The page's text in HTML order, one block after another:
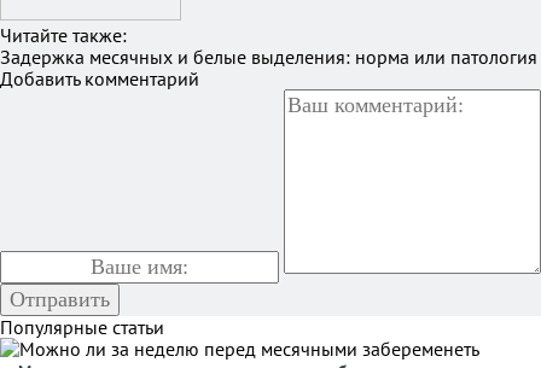
Читайте также:
Задержка месячных и белые выделения: норма или патология
Добавить комментарий
Популярные статьи